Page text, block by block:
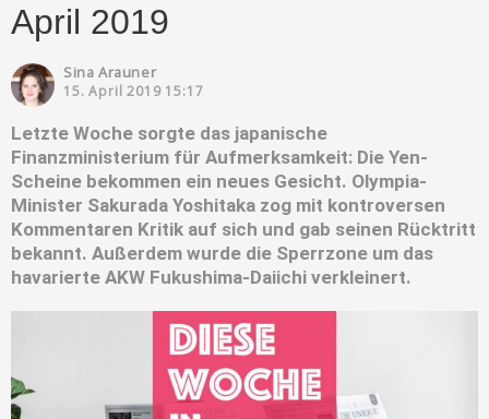
April 2019
Sina Arauner
15. April 2019 15:17
Letzte Woche sorgte das japanische
Finanzministerium für Aufmerksamkeit: Die Yen-
Scheine bekommen ein neues Gesicht. Olympia-
Minister Sakurada Yoshitaka zog mit kontroversen
Kommentaren Kritik auf sich und gab seinen Rücktritt
bekannt. Außerdem wurde die Sperrzone um das
havarierte AKW Fukushima-Daiichi verkleinert.